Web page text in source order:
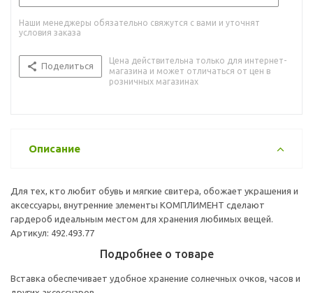
Наши менеджеры обязательно свяжутся с вами и уточнят
условия заказа
Поделиться
Цена действительна только для интернет-
магазина и может отличаться от цен в
розничных магазинах
Описание
Для тех, кто любит обувь и мягкие свитера, обожает украшения и
аксессуары, внутренние элементы КОМПЛИМЕНТ сделают
гардероб идеальным местом для хранения любимых вещей.
Артикул: 492.493.77
Подробнее о товаре
Вставка обеспечивает удобное хранение солнечных очков, часов и